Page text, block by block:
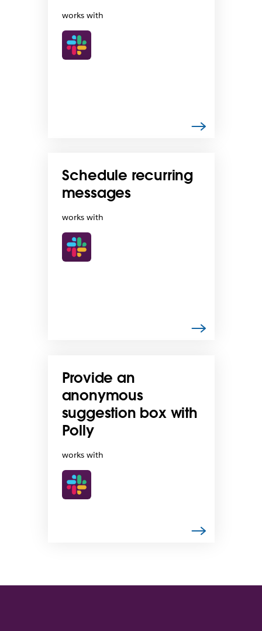
works with
Schedule recurring
messages
works with
Provide an
anonymous
suggestion box with
Polly
works with